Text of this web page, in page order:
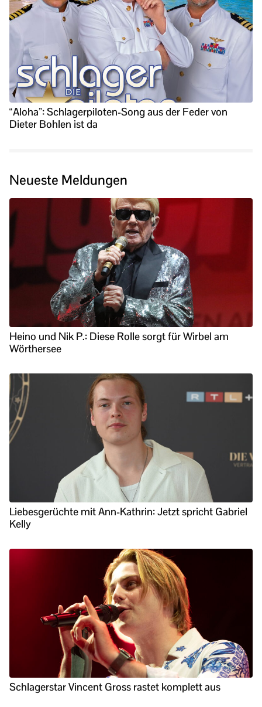
“Aloha”: Schlagerpiloten-Song aus der Feder von
Dieter Bohlen ist da
Neueste Meldungen
Heino und Nik P.: Diese Rolle sorgt für Wirbel am
Wörthersee
Liebesgerüchte mit Ann-Kathrin: Jetzt spricht Gabriel
Kelly
Schlagerstar Vincent Gross rastet komplett aus